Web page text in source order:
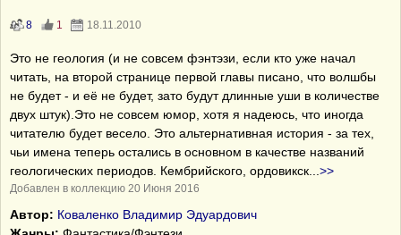
8 1 18.11.2010
Это не геология (и не совсем фэнтэзи, если кто уже начал
читать, на второй странице первой главы писано, что волшбы
не будет - и её не будет, зато будут длинные уши в количестве
двух штук).Это не совсем юмор, хотя я надеюсь, что иногда
читателю будет весело. Это альтернативная история - за тех,
чьи имена теперь остались в основном в качестве названий
геологических периодов. Кембрийского, ордовикск
>>
Добавлен в коллекцию 20 Июня 2016
Автор: Коваленко Владимир Эдуардович